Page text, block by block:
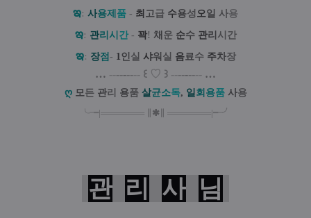
ఇ: 사용제 품 - 최 고 급 수용성 오 일 사용
ఇ: 관리 시 간 - 꽉! 채 운 순수 관리 시간
ఇ: 장점 - 1 인 실 샤워 실 음료 수 주차장
… --------- ꒰ ♡ ꒱ --------- …
ღ 모 든 관리 용품 살균소독, 일 회 용품 사용
╰╼|═══════ ✱ ═══════|╾╯
관 리 사 님